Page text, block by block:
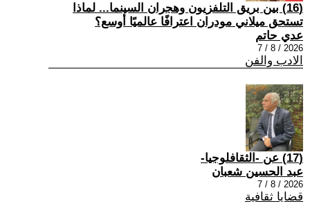
(16) بين بريق التلفزيون وهجران السينما... لماذا
تستحق ميلاني مودران اعترافًا عالميًا أوسع؟
عدي حاتم
2026 / 8 / 7
الادب والفن
(17) عن -الثقافلوجيا-
عبد الحسين شعبان
2026 / 8 / 7
قضايا ثقافية